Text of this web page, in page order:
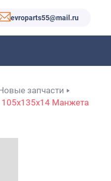
evroparts55@mail.ru
запчасти
105x135x14 Манжета